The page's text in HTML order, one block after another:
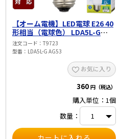
【オーム電機】LED電球 E26 40
形相当（電球色） LDA5L-G
AG53
注文コード
T9723
型番
LDA5L-G AG53
お気に入り
360 円（税込）
購入単位：1個
数量：